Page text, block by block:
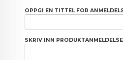
OPPGI EN TITTEL FOR
SKRIV INN